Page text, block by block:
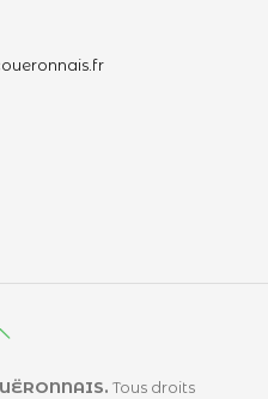
Tous droits